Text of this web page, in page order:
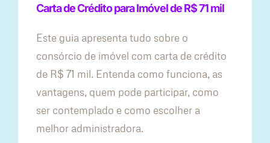
Carta de Crédito para Imóvel de R$ 71 mil
Este guia apresenta tudo sobre o
consórcio de imóvel com carta de crédito
de R$ 71 mil. Entenda como funciona, as
vantagens, quem pode participar, como
ser contemplado e como escolher a
melhor administradora.